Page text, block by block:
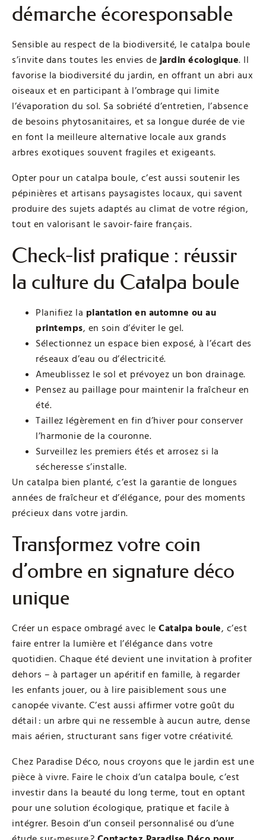
démarche écoresponsable
Sensible au respect de la biodiversité, le catalpa boule
s’invite dans toutes les envies de jardin écologique. Il
favorise la biodiversité du jardin, en offrant un abri aux
oiseaux et en participant à l’ombrage qui limite
l’évaporation du sol. Sa sobriété d’entretien, l’absence
de besoins phytosanitaires, et sa longue durée de vie
en font la meilleure alternative locale aux grands
arbres exotiques souvent fragiles et exigeants.
Opter pour un catalpa boule, c’est aussi soutenir les
pépinières et artisans paysagistes locaux, qui savent
produire des sujets adaptés au climat de votre région,
tout en valorisant le savoir-faire français.
Check-list pratique : réussir
la culture du Catalpa boule
Planifiez la plantation en automne ou au
printemps, en soin d’éviter le gel.
Sélectionnez un espace bien exposé, à l’écart des
réseaux d’eau ou d’électricité.
Ameublissez le sol et prévoyez un bon drainage.
Pensez au paillage pour maintenir la fraîcheur en
été.
Taillez légèrement en fin d’hiver pour conserver
l’harmonie de la couronne.
Surveillez les premiers étés et arrosez si la
sécheresse s’installe.
Un catalpa bien planté, c’est la garantie de longues
années de fraîcheur et d’élégance, pour des moments
précieux dans votre jardin.
Transformez votre coin
d’ombre en signature déco
unique
Créer un espace ombragé avec le Catalpa boule, c’est
faire entrer la lumière et l’élégance dans votre
quotidien. Chaque été devient une invitation à profiter
dehors – à partager un apéritif en famille, à regarder
les enfants jouer, ou à lire paisiblement sous une
canopée vivante. C’est aussi affirmer votre goût du
détail : un arbre qui ne ressemble à aucun autre, dense
mais aérien, structurant sans figer votre créativité.
Chez Paradise Déco, nous croyons que le jardin est une
pièce à vivre. Faire le choix d’un catalpa boule, c’est
investir dans la beauté du long terme, tout en optant
pour une solution écologique, pratique et facile à
intégrer. Besoin d’un conseil personnalisé ou d’une